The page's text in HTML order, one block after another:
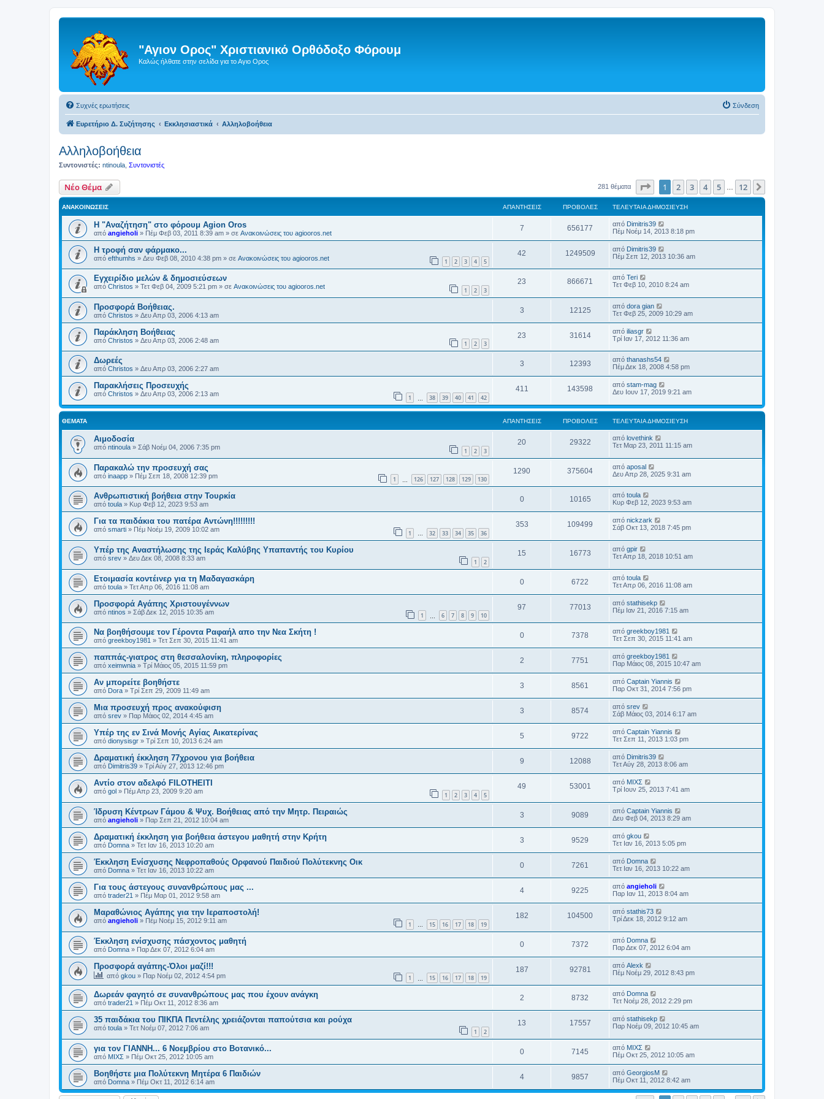
"Αγιον Ορος" Χριστιανικό Ορθόδοξο Φόρουμ
Καλώς ήλθατε στην σελίδα για το Αγιο Ορος
Συχνές ερωτήσεις Σύνδεση
Ευρετήριο Δ. Συζήτησης Εκκλησιαστικά Αλληλοβοήθεια
Αλληλοβοήθεια
Συντονιστές: ntinoula Συντονιστές
Νέο Θέμα 281 θέματα Σελίδα1 από 12
1 2 3 4 5 12
ΑΝΑΚΟΙΝΏΣΕΙΣ ΑΠΑΝΤΉΣΕΙΣ ΠΡΟΒΟΛΈΣ ΤΕΛΕΥΤΑΊΑ ΔΗΜΟΣΊΕΥΣΗ
Η "Αναζήτηση" στο φόρουμ Agion Oros
από angieholi » Πέμ Φεβ 03, 2011 8:39 am » σε Ανακοινώσεις του agiooros.net
7 656177 από Dimitris39
Πέμ Νοέμ 14, 2013 8:18 pm
H τροφή σαν φάρμακο...
από efthumhs » Δευ Φεβ 08, 2010 4:38 pm » σε Ανακοινώσεις του agiooros.net 1 2 3 4 5
42 1249509 από Dimitris39
Πέμ Σεπ 12, 2013 10:36 am
Εγχειρίδιο μελών & δημοσιεύσεων
από Christos » Τετ Φεβ 04, 2009 5:21 pm » σε Ανακοινώσεις του agiooros.net 1 2 3
23 866671 από Teri
Τετ Φεβ 10, 2010 8:24 am
Προσφορά Βοήθειας.
από Christos » Δευ Απρ 03, 2006 4:13 am
3 12125 από dora gian
Τετ Φεβ 25, 2009 10:29 am
Παράκληση Βοήθειας
από Christos » Δευ Απρ 03, 2006 2:48 am 1 2 3
23 31614 από iliasgr
Τρί Ιαν 17, 2012 11:36 am
Δωρεές
από Christos » Δευ Απρ 03, 2006 2:27 am
3 12393 από thanashs54
Πέμ Δεκ 18, 2008 4:58 pm
Παρακλήσεις Προσευχής
από Christos » Δευ Απρ 03, 2006 2:13 am 1 38 39 40 41 42
411 143598 από stam-mag
Δευ Ιουν 17, 2019 9:21 am
ΘΈΜΑΤΑ ΑΠΑΝΤΉΣΕΙΣ ΠΡΟΒΟΛΈΣ ΤΕΛΕΥΤΑΊΑ ΔΗΜΟΣΊΕΥΣΗ
Αιμοδοσία
από ntinoula » Σάβ Νοέμ 04, 2006 7:35 pm 1 2 3
20 29322 από lovethink
Τετ Μαρ 23, 2011 11:15 am
Παρακαλώ την προσευχή σας
από inaapp » Πέμ Σεπ 18, 2008 12:39 pm 1 126 127 128 129 130
1290 375604 από aposal
Δευ Απρ 28, 2025 9:31 am
Ανθρωπιστική βοήθεια στην Τουρκία
από toula » Κυρ Φεβ 12, 2023 9:53 am
0 10165 από toula
Κυρ Φεβ 12, 2023 9:53 am
Για τα παιδάκια του πατέρα Αντώνη!!!!!!!!!
από smarti » Πέμ Νοέμ 19, 2009 10:02 am 1 … 32 33 34 35 36
353 109499 από nickzark
Σάβ Οκτ 13, 2018 7:45 pm
Υπέρ της Αναστήλωσης της Ιεράς Καλύβης Υπαπαντής του Κυρίου
από srev » Δευ Δεκ 08, 2008 8:33 am 1 2
15 16773 από gpir
Τετ Απρ 18, 2018 10:51 am
Ετοιμασία κοντέινερ για τη Μαδαγασκάρη
από toula » Τετ Απρ 06, 2016 11:08 am
0 6722 από toula
Τετ Απρ 06, 2016 11:08 am
Προσφορά Αγάπης Χριστουγέννων
από ntinos » Σάβ Δεκ 12, 2015 10:35 am 1 6 7 8 9 10
97 77013 από stathisekp
Πέμ Ιαν 21, 2016 7:15 am
Να βοηθήσουμε τον Γέροντα Ραφαήλ απο την Νεα Σκήτη !
από greekboy1981 » Τετ Σεπ 30, 2015 11:41 am
0 7378 από greekboy1981
Τετ Σεπ 30, 2015 11:41 am
παππάς-γιατρος στη θεσσαλονίκη, πληροφορίες
από xeimwnia » Τρί Μάιος 05, 2015 11:59 pm
2 7751 από greekboy1981
Παρ Μάιος 08, 2015 10:47 am
Αν μπορείτε βοηθήστε
από Dora » Τρί Σεπ 29, 2009 11:49 am
3 8561 από Captain Yiannis
Παρ Οκτ 31, 2014 7:56 pm
Μια προσευχή προς ανακούφιση
από srev » Παρ Μάιος 02, 2014 4:45 am
3 8574 από srev
Σάβ Μάιος 03, 2014 6:17 am
Υπέρ της εν Σινά Μονής Αγίας Αικατερίνας
από dionysisgr » Τρί Σεπ 10, 2013 6:24 am
5 9722 από Captain Yiannis
Τετ Σεπ 11, 2013 1:03 pm
Δραματική έκκληση 77χρονου για βοήθεια
από Dimitris39 » Τρί Αύγ 27, 2013 12:46 pm
9 12088 από Dimitris39
Τετ Αύγ 28, 2013 8:06 am
Αντίο στον αδελφό FILOTHEITI
από gol » Πέμ Απρ 23, 2009 9:20 am 1 2 3 4 5
49 53001 από ΜΙΧΣ
Τρί Ιουν 25, 2013 7:41 am
Ίδρυση Κέντρων Γάμου & Ψυχ. Βοήθειας από την Μητρ. Πειραιώς
από angieholi » Παρ Σεπ 21, 2012 10:04 am
3 9089 από Captain Yiannis
Δευ Φεβ 04, 2013 8:29 am
Δραματική έκκληση για βοήθεια άστεγου μαθητή στην Κρήτη
από Domna » Τετ Ιαν 16, 2013 10:20 am
3 9529 από gkou
Τετ Ιαν 16, 2013 5:05 pm
Έκκληση Ενίσχυσης Νεφροπαθούς Ορφανού Παιδιού Πολύτεκνης Οικ
από Domna » Τετ Ιαν 16, 2013 10:22 am
0 7261 από Domna
Τετ Ιαν 16, 2013 10:22 am
Για τους άστεγους συνανθρώπους μας ...
από trader21 » Πέμ Μαρ 01, 2012 9:58 am
4 9225 από angieholi
Παρ Ιαν 11, 2013 8:04 am
Μαραθώνιος Αγάπης για την Ιεραποστολή!
από angieholi » Πέμ Νοέμ 15, 2012 9:11 am 1 … 15 16 17 18 19
182 104500 από stathis73
Τρί Δεκ 18, 2012 9:12 am
Έκκληση ενίσχυσης πάσχοντος μαθητή
από Domna » Παρ Δεκ 07, 2012 6:04 am
0 7372 από Domna
Παρ Δεκ 07, 2012 6:04 am
Προσφορά αγάπης-Όλοι μαζί!!!
από gkou » Παρ Νοέμ 02, 2012 4:54 pm 1 15 16 17 18 19
187 92781 από Alexk
Πέμ Νοέμ 29, 2012 8:43 pm
Δωρεάν φαγητό σε συνανθρώπους μας που έχουν ανάγκη
από trader21 » Πέμ Οκτ 11, 2012 8:36 am
2 8732 από Domna
Τετ Νοέμ 28, 2012 2:29 pm
35 παιδάκια του ΠΙΚΠΑ Πεντέλης χρειάζονται παπούτσια και ρούχα
από toula » Τετ Νοέμ 07, 2012 7:06 am 1 2
13 17557 από stathisekp
Παρ Νοέμ 09, 2012 10:45 am
για τον ΓΙΑΝΝΗ... 6 Νοεμβρίου στο Βοτανικό...
από ΜΙΧΣ » Πέμ Οκτ 25, 2012 10:05 am
0 7145 από ΜΙΧΣ
Πέμ Οκτ 25, 2012 10:05 am
Βοηθήστε μια Πολύτεκνη Μητέρα 6 Παιδιών
από Domna » Πέμ Οκτ 11, 2012 6:14 am
4 9857 από GeorgiosM
Πέμ Οκτ 11, 2012 8:42 am